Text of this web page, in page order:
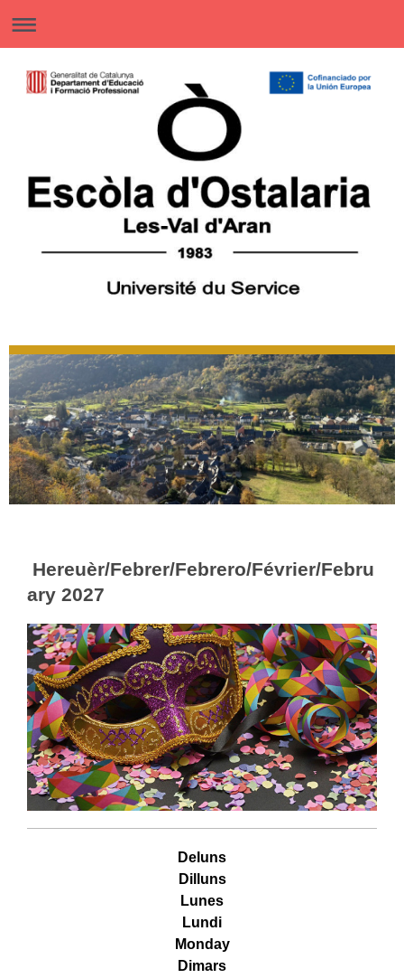
Hereuèr/Febrer/Febrero/Février/Febru
ary 2027
Deluns
Dilluns
Lunes
Lundi
Monday
Dimars